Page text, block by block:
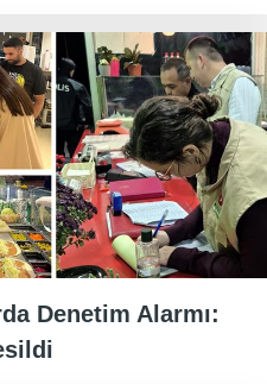
Denetim Alarmı: